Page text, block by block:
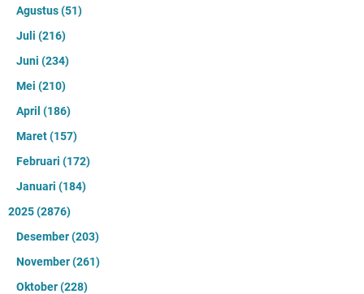
Agustus(51)
Juli (216)
Juni (234)
Mei (210)
April (186)
Maret(157)
Februari (172)
Januari (184)
2025(2876)
Desember(203)
November(261)
Oktober(228)